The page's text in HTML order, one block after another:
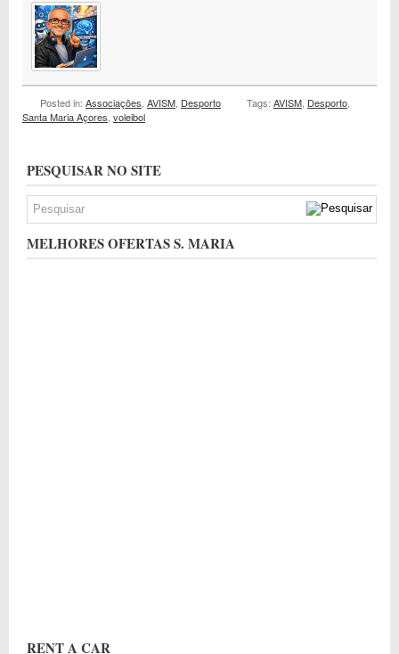
Posted in: Associações AVISM Desporto Tags: AVISM Desporto
Santa Maria Açores voleibol
PESQUISAR NO SITE
MELHORES OFERTAS S. MARIA
RENT A CAR